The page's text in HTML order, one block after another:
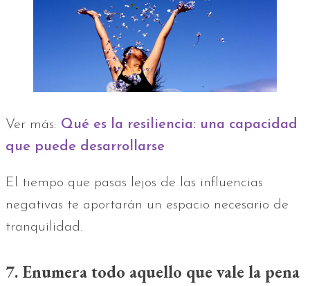
Ver más: Qué es la resiliencia: una capacidad
que puede desarrollarse
El tiempo que pasas lejos de las influencias
negativas te aportarán un espacio necesario de
tranquilidad.
7. Enumera todo aquello que vale la pena